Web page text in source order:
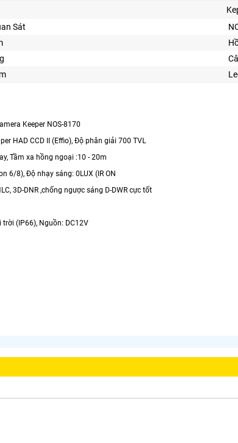
Sát
Keeper NOS-8170
HAD CCD II (Effio), Độ phân giải 700 TVL
Tầm xa hồng ngoại :10 - 20m
6/8), Độ nhạy sáng: 0LUX (IR ON
3D-DNR ,chống ngược sáng D-DWR cực tốt
(IP66), Nguồn: DC12V